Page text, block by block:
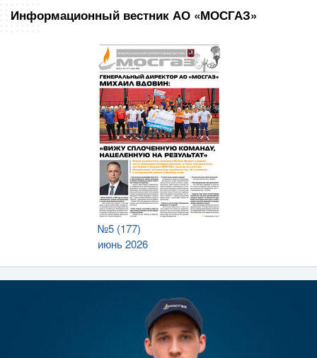
Информационный вестник АО «МОСГАЗ»
№5 (177)
июнь 2026